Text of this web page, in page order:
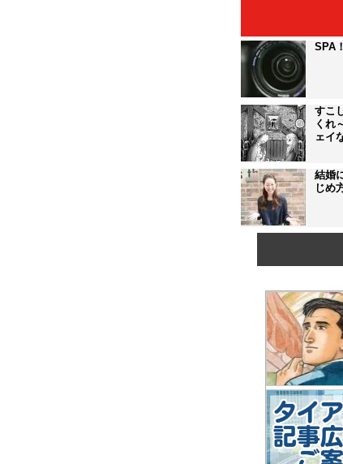
SPA
すこ
くれ
ェイ
結婚
じめ